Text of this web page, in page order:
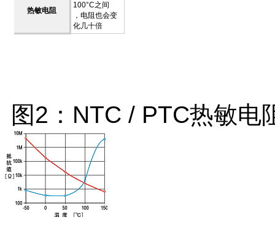
热敏电阻
100°C之间
，电阻也会变
化几十倍
图2：NTC / PTC热敏电